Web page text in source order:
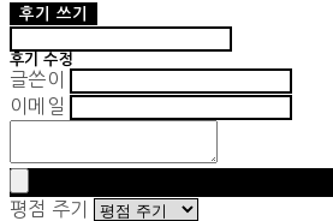
후기 쓰기
후기 수정
글쓴이
이메일
평점 주기